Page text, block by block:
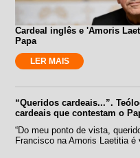
Cardeal inglês e 'Amoris
Papa
LER MAIS
“Queridos cardeais...”.
cardeais que contestam o
“Do meu ponto de vista,
Francisco na Amoris Laetitia